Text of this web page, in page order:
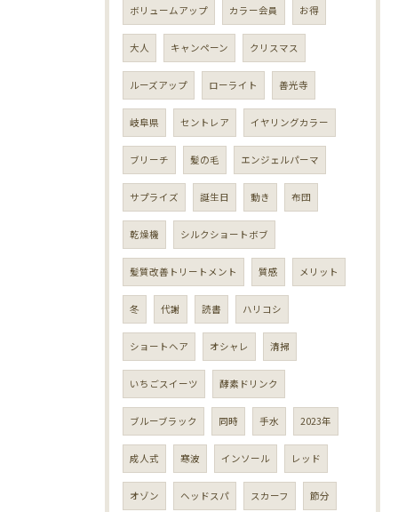
ボリュームアップ カラー会員 お得
大人 キャンペーン クリスマス
ルーズアップ ローライト 善光寺
岐阜県 セントレア イヤリングカラー
ブリーチ 髪の毛 エンジェルパーマ
サプライズ 誕生日 動き 布団
乾燥機 シルクショートボブ
髪質改善トリートメント 質感 メリット
冬 代謝 読書 ハリコシ
ショートヘア オシャレ 清掃
いちごスイーツ 酵素ドリンク
ブルーブラック 同時 手水 2023年
成人式 寒波 インソール レッド
オゾン ヘッドスパ スカーフ 節分